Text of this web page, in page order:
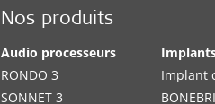
Nos produits
Audio processeurs
RONDO 3
SONNET 3
Implant